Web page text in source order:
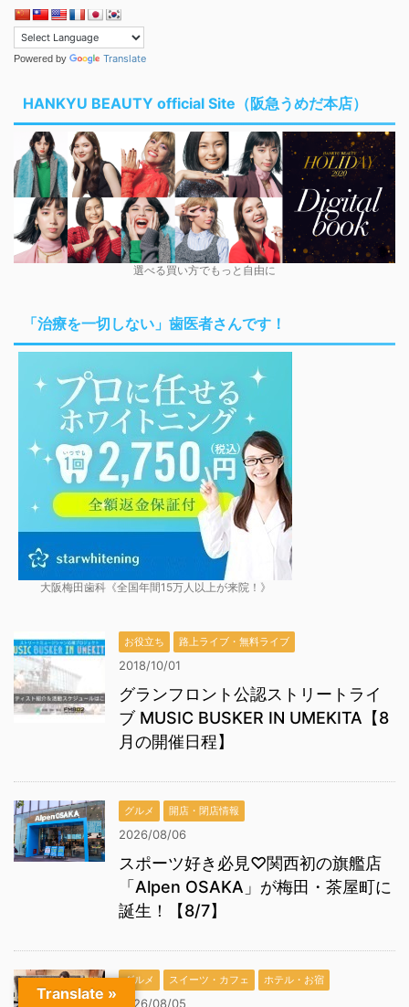
Powered by Translate
HANKYU BEAUTY official Site（阪急うめだ本店）
選べる買い方でもっと自由に
「治療を一切しない」歯医者さんです！
大阪梅田歯科《全国年間15万人以上が来院！》
お役立ち 路上ライブ・無料ライブ
2018/10/01
グランフロント公認ストリートライ
ブ MUSIC BUSKER IN UMEKITA【8
月の開催日程】
グルメ 開店・閉店情報
2026/08/06
スポーツ好き必見♡関西初の旗艦店
「Alpen OSAKA」が梅田・茶屋町に
誕生！【8/7】
グルメ スイーツ・カフェ ホテル・お宿
2026/08/05
Translate »